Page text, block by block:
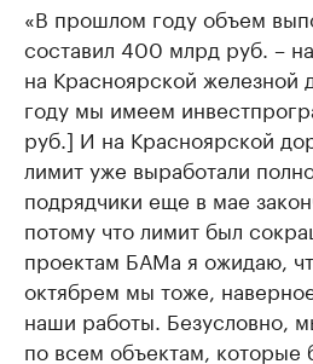
«В прошлом году объем
составил 400 млрд руб. –
на Красноярской железной
году мы имеем
руб.] И на Красноярской
лимит уже выработали
подрядчики еще в мае
потому что лимит был
проектам БАМа я ожидаю,
октябрем мы тоже,
наши работы. Безусловно,
по всем объектам, которые